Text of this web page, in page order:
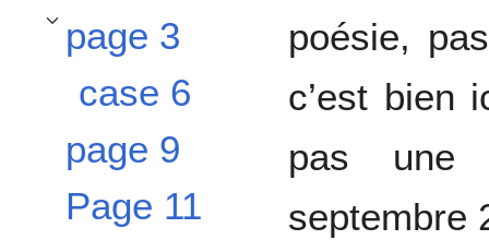
page 3
Afficher / masquer la sous-section page 3
case 6
page 9
Page 11
poésie,
c’est bien
pas
septembre